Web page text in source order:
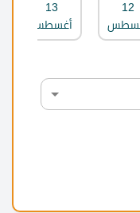
12
13
أغسطس